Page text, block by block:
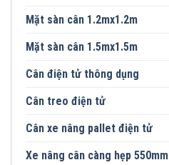
Mặt sàn cân 1.2mx1.2m
Mặt sàn cân 1.5mx1.5m
Cân điện tử thông dụng
Cân treo điện tử
Cân xe nâng pallet điện tử
Xe nâng cân càng hẹp 550mm